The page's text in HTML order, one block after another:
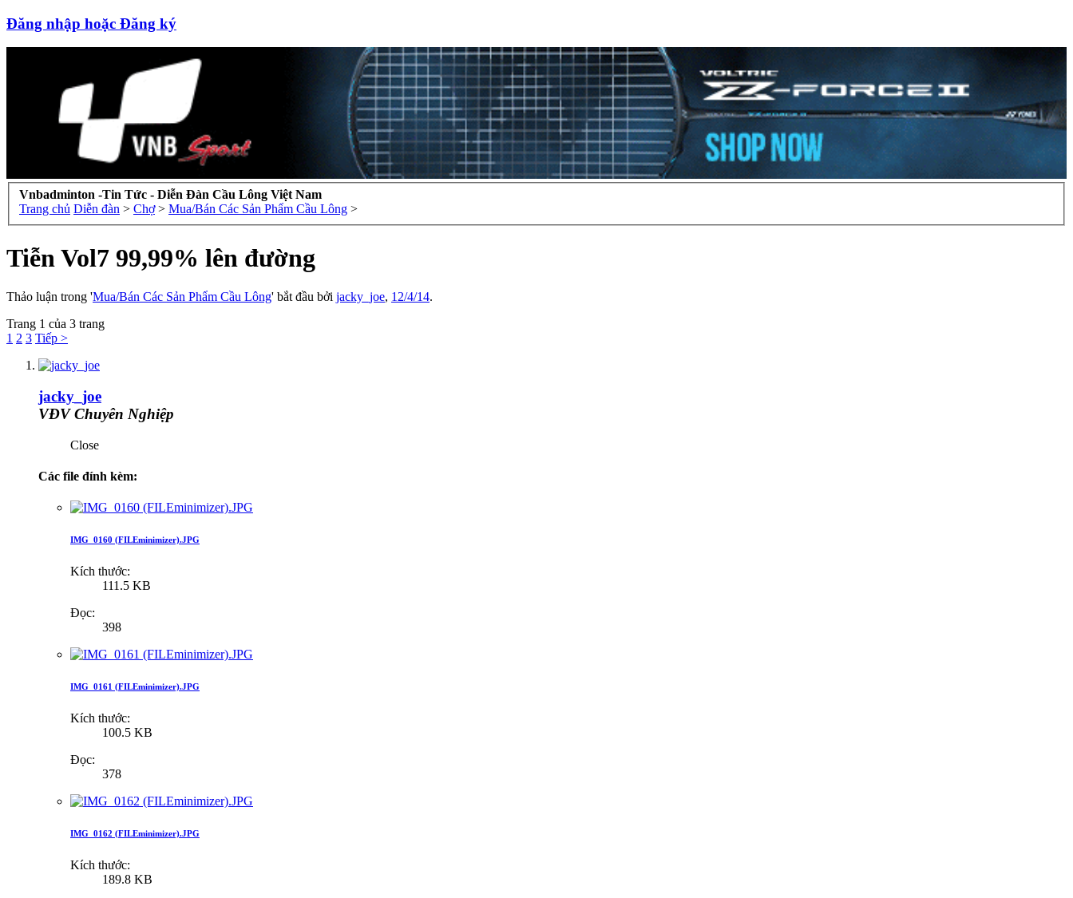
Đăng nhập hoặc Đăng ký
Vnbadminton -Tin Tức - Diễn Đàn Cầu Lông Việt Nam
Trang chủ Diễn đàn > Chợ > Mua/Bán Các Sản Phẩm Cầu Lông >
Tiễn Vol7 99,99% lên đường
Thảo luận trong 'Mua/Bán Các Sản Phẩm Cầu Lông' bắt đầu bởi jacky_joe, 12/4/14.
Trang 1 của 3 trang
1 2 3 Tiếp >
jacky_joe
VĐV Chuyên Nghiệp
Close
Các file đính kèm:
IMG_0160 (FILEminimizer).JPG
Kích thước:
111.5 KB
Đọc:
398
IMG_0161 (FILEminimizer).JPG
Kích thước:
100.5 KB
Đọc:
378
IMG_0162 (FILEminimizer).JPG
Kích thước:
189.8 KB